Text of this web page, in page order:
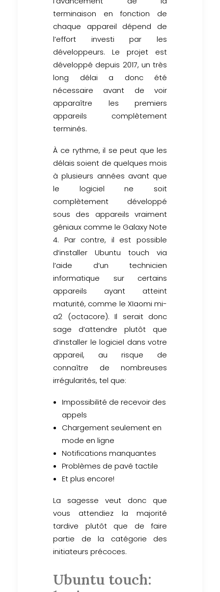
terminaison en fonction de
chaque appareil dépend de
l’effort investi par les
développeurs. Le projet est
développé depuis 2017, un très
long délai a donc été
nécessaire avant de voir
apparaître les premiers
appareils complètement
terminés.
À ce rythme, il se peut que les
délais soient de quelques mois
à plusieurs années avant que
le logiciel ne soit
complètement développé
sous des appareils vraiment
géniaux comme le Galaxy Note
4. Par contre, il est possible
d’installer Ubuntu touch via
l’aide d’un technicien
informatique sur certains
appareils ayant atteint
maturité, comme le XIaomi mi-
a2 (octacore). Il serait donc
sage d’attendre plutôt que
d’installer le logiciel dans votre
appareil, au risque de
connaître de nombreuses
irrégularités, tel que:
Impossibilité de recevoir des
appels
Chargement seulement en
mode en ligne
Notifications manquantes
Problèmes de pavé tactile
Et plus encore!
La sagesse veut donc que
vous attendiez la majorité
tardive plutôt que de faire
partie de la catégorie des
initiateurs précoces.
Ubuntu touch: